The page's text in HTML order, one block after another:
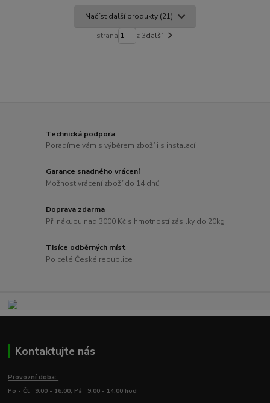
Načíst další produkty (21)
strana z 3další
Technická podpora
Poradíme vám s výběrem zboží i s instalací
Garance snadného vrácení
Možnost vrácení zboží do 14 dnů
Doprava zdarma
Při nákupu nad 3000 Kč s hmotností zásilky do 20kg
Tisíce odběrných míst
Po celé České republice
Kontaktujte nás
Provozní doba:
Po - Čt 9:00 - 16:00, Pá 9:00 - 14:00 hod